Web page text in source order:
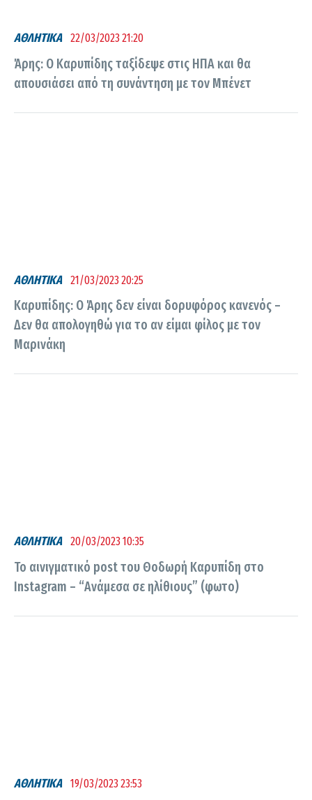
ΑΘΛΗΤΙΚΑ 22/03/2023 21:20
Άρης: Ο Καρυπίδης ταξίδεψε στις ΗΠΑ και θα
απουσιάσει από τη συνάντηση με τον Μπένετ
ΑΘΛΗΤΙΚΑ 21/03/2023 20:25
Καρυπίδης: Ο Άρης δεν είναι δορυφόρος κανενός –
Δεν θα απολογηθώ για το αν είμαι φίλος με τον
Μαρινάκη
ΑΘΛΗΤΙΚΑ 20/03/2023 10:35
Το αινιγματικό post του Θοδωρή Καρυπίδη στο
Instagram – “Ανάμεσα σε ηλίθιους” (φωτο)
ΑΘΛΗΤΙΚΑ 19/03/2023 23:53